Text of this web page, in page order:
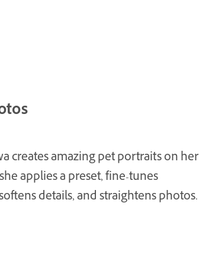
creates amazing pet portraits on her
applies a preset, fine-tunes
details, and straightens photos.